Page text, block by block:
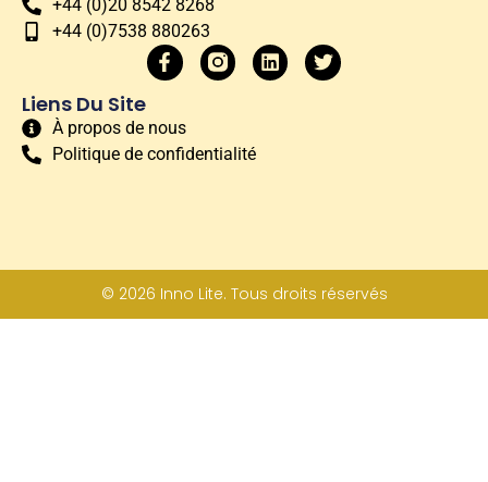
+44 (0)20 8542 8268
+44 (0)7538 880263
Liens Du Site
À propos de nous
Politique de confidentialité
© 2026 Inno Lite. Tous droits réservés